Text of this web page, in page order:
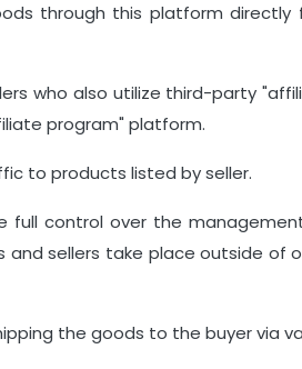
through this platform
who also utilize third-party
program" platform.
to products listed by seller.
full control over the
and sellers take place outside of
the goods to the buyer via